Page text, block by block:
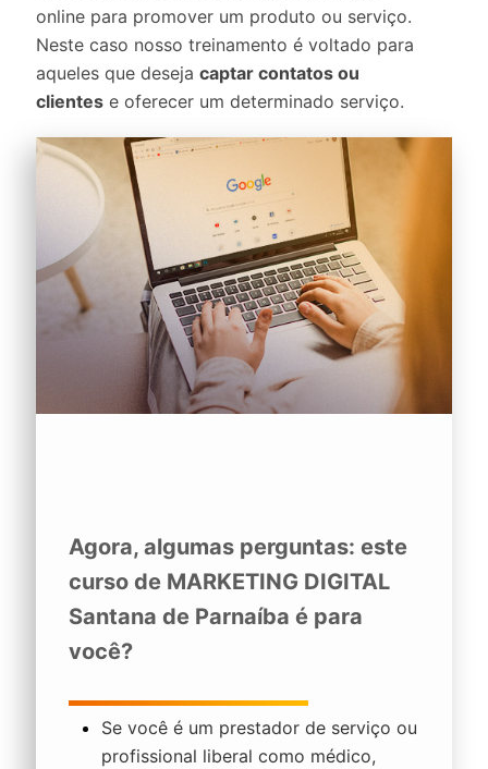
online para promover um produto ou serviço.
Neste caso nosso treinamento é voltado para
aqueles que deseja captar contatos ou
clientes e oferecer um determinado serviço.
Agora, algumas perguntas: este
curso de MARKETING DIGITAL
Santana de Parnaíba é para
você?
Se você é um prestador de serviço ou
profissional liberal como médico,